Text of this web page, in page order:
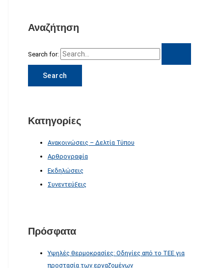
Αναζήτηση
Search for:
Κατηγορίες
Ανακοινώσεις – Δελτία Τύπου
Αρθρογραφία
Εκδηλώσεις
Συνεντεύξεις
Πρόσφατα
Υψηλές θερμοκρασίες: Οδηγίες από το ΤΕΕ για
προστασία των εργαζομένων